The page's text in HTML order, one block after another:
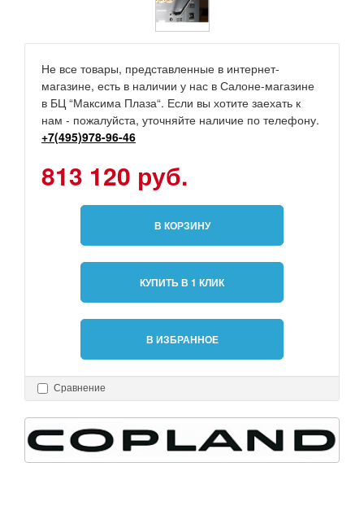
Не все товары, представленные в интернет-
магазине, есть в наличии у нас в Салоне-магазине
в БЦ “Максима Плаза“. Если вы хотите заехать к
нам - пожалуйста, уточняйте наличие по телефону.
+7(495)978-96-46
813 120 руб.
В КОРЗИНУ
КУПИТЬ В 1 КЛИК
В ИЗБРАННОЕ
Сравнение